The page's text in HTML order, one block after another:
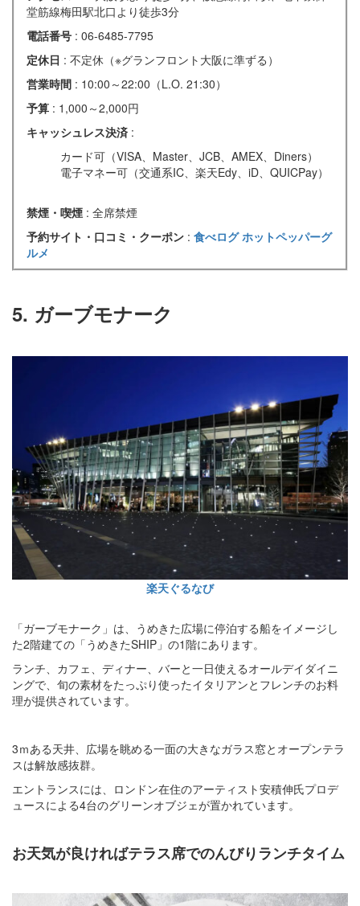
堂筋線梅田駅北口より徒歩3分
電話番号 : 06-6485-7795
定休日 : 不定休（※グランフロント大阪に準ずる）
営業時間 : 10:00～22:00（L.O. 21:30）
予算 : 1,000～2,000円
キャッシュレス決済 :
カード可（VISA、Master、JCB、AMEX、Diners）
電子マネー可（交通系IC、楽天Edy、iD、QUICPay）
禁煙・喫煙 : 全席禁煙
予約サイト・口コミ・クーポン : 食べログホットペッパーグ
ルメ
5. ガーブモナーク
楽天ぐるなび
「ガーブモナーク」は、うめきた広場に停泊する船をイメージし
た2階建ての「うめきたSHIP」の1階にあります。
ランチ、カフェ、ディナー、バーと一日使えるオールデイダイニ
ングで、旬の素材をたっぷり使ったイタリアンとフレンチのお料
理が提供されています。
3ｍある天井、広場を眺める一面の大きなガラス窓とオープンテラ
スは解放感抜群。
エントランスには、ロンドン在住のアーティスト安積伸氏プロデ
ュースによる4台のグリーンオブジェが置かれています。
お天気が良ければテラス席でのんびりランチタイム